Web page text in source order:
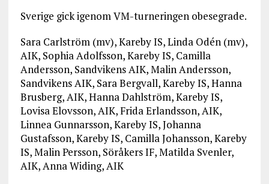
Sverige gick igenom VM-turneringen obesegrade.
Sara Carlström (mv), Kareby IS, Linda Odén (mv),
AIK, Sophia Adolfsson, Kareby IS, Camilla
Andersson, Sandvikens AIK, Malin Andersson,
Sandvikens AIK, Sara Bergvall, Kareby IS, Hanna
Brusberg, AIK, Hanna Dahlström, Kareby IS,
Lovisa Elovsson, AIK, Frida Erlandsson, AIK,
Linnea Gunnarsson, Kareby IS, Johanna
Gustafsson, Kareby IS, Camilla Johansson, Kareby
IS, Malin Persson, Söråkers IF, Matilda Svenler,
AIK, Anna Widing, AIK